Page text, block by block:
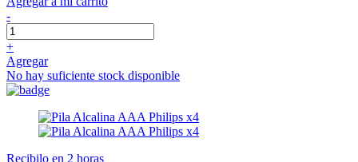
-
+
Agregar
No hay suficiente stock disponible
Recibilo en 2 horas